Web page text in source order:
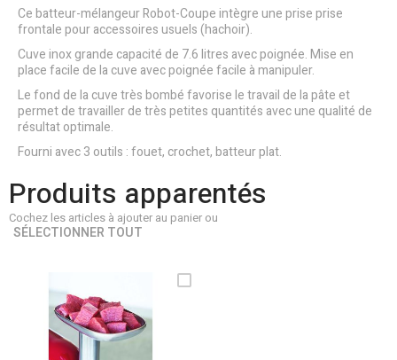
Ce batteur-mélangeur Robot-Coupe intègre une prise prise
frontale pour accessoires usuels (hachoir).
Cuve inox grande capacité de 7.6 litres avec poignée. Mise en
place facile de la cuve avec poignée facile à manipuler.
Le fond de la cuve très bombé favorise le travail de la pâte et
permet de travailler de très petites quantités avec une qualité de
résultat optimale.
Fourni avec 3 outils : fouet, crochet, batteur plat.
Produits apparentés
Cochez les articles à ajouter au panier ou
SÉLECTIONNER TOUT